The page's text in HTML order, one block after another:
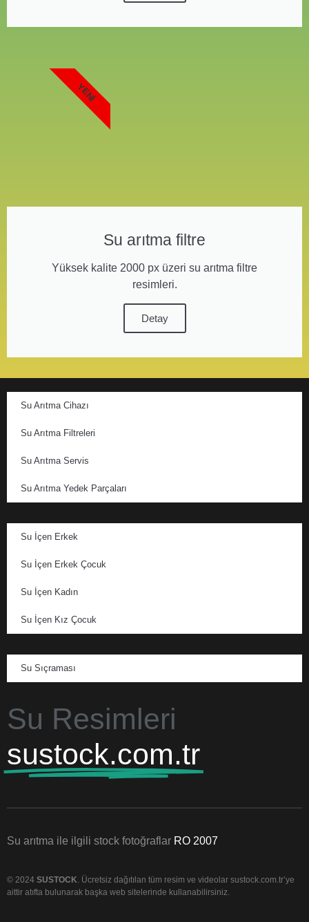
Su arıtma filtre
Yüksek kalite 2000 px üzeri su arıtma filtre
resimleri.
Detay
YENI
Su Arıtma Cihazı
Su Arıtma Filtreleri
Su Arıtma Servis
Su Arıtma Yedek Parçaları
Su İçen Erkek
Su İçen Erkek Çocuk
Su İçen Kadın
Su İçen Kız Çocuk
Su Sıçraması
Su Resimleri
sustock.com.tr
Su arıtma ile ilgili stock fotoğraflar RO 2007
© 2024 SUSTOCK. Ücretsiz dağıtılan tüm resim ve videolar sustock.com.tr’ye
aittir atıfta bulunarak başka web sitelerinde kullanabilirsiniz.